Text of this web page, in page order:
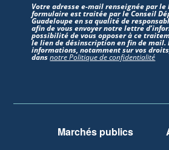
Votre adresse e-mail renseignée par le
formulaire est traitée par le Conseil
Guadeloupe en sa qualité de
afin de vous envoyer notre lettre
possibilité de vous opposer à ce
le lien de désinscription en fin de mail.
informations, notamment sur vos
dansnotre Politique de confidentialité
Marchés publics